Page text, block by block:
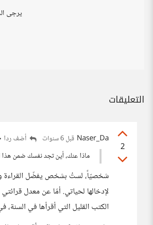
يرجى
التعليقات
2
Naser_Da قبل 6 سنوات
أضف ردا
ماذا عنك، أين تجد نفسك ضمن هذا
شخصيّاً، لستُ بشخص يفضّل القراءة
لإدخالها لحياتي. أمّا عن معدل
الكتب القليل التي أقرأها في